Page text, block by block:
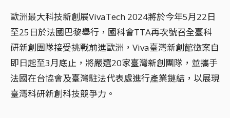
歐洲最大科技新創展VivaTech 2024將於今年5月22日
至25日於法國巴黎舉行，國科會TTA再次號召全臺科
研新創團隊接受挑戰前進歐洲，Viva臺灣新創館徵案自
即日起至3月底止，將嚴選20家臺灣新創團隊，並攜手
法國在台協會及臺灣駐法代表處進行產業鏈結，以展現
臺灣科研新創科技競爭力。